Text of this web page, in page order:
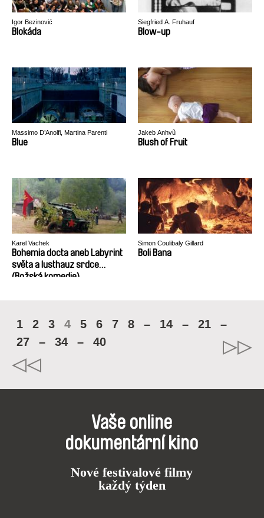
Igor Bezinović
Blokáda
Siegfried A. Fruhauf
Blow-up
Massimo D’Anolfi, Martina Parenti
Blue
Jakeb Anhvũ
Blush of Fruit
Karel Vachek
Bohemia docta aneb Labyrint
světa a lusthauz srdce
(Božská komedie)
Simon Coulibaly Gillard
Boli Bana
1 2 3 4 5 6 7 8 – 14 – 21
–
27
– 34 – 40
Vaše online
dokumentární kino
Nové festivalové filmy
každý týden